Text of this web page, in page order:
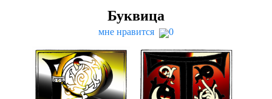
Буквица
мне нравится 0